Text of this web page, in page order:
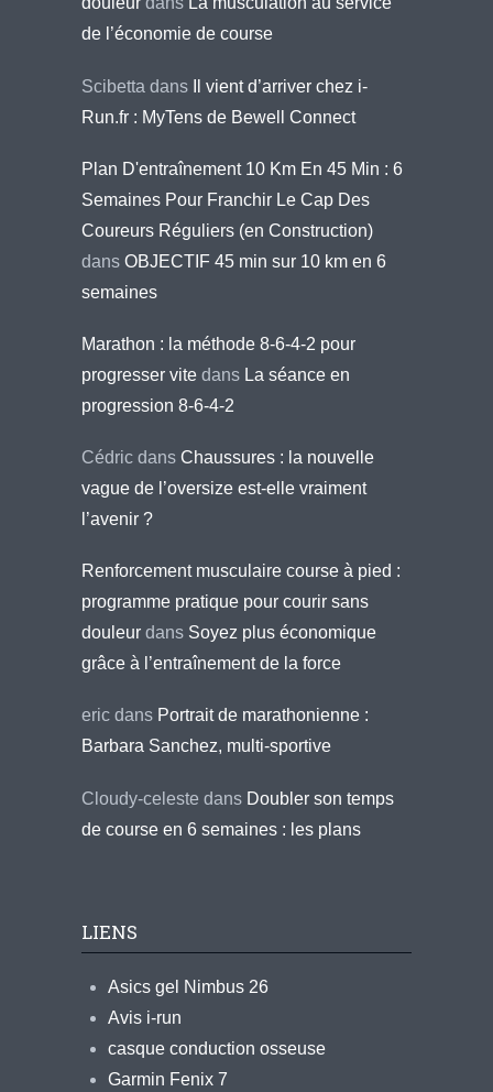
de l’économie de course
Scibetta dans
Il vient d’arriver chez i-
Run.fr : MyTens de Bewell Connect
Plan D'entraînement 10 Km En 45 Min : 6
Semaines Pour Franchir Le Cap Des
Coureurs Réguliers (en Construction)
dans OBJECTIF 45 min sur 10 km en 6
semaines
Marathon : la méthode 8-6-4-2 pour
progresser vite dans La séance en
progression 8-6-4-2
Cédric dans Chaussures : la nouvelle
vague de l’oversize est-elle vraiment
l’avenir ?
Renforcement musculaire course à pied :
programme pratique pour courir sans
douleur dans Soyez plus économique
grâce à l’entraînement de la force
eric dans Portrait de marathonienne :
Barbara Sanchez, multi-sportive
Cloudy-celeste dans Doubler son temps
de course en 6 semaines : les plans
LIENS
Asics gel Nimbus 26
Avis i-run
casque conduction osseuse
Garmin Fenix 7